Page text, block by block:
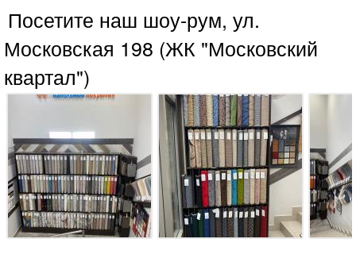
Посетите наш шоу-рум, ул.
Московская 198 (ЖК "Московский
квартал")